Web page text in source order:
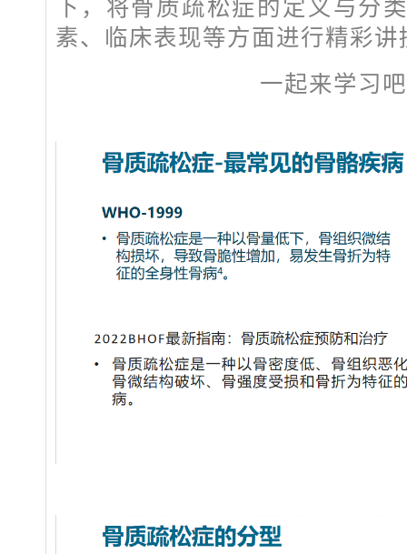
下，将骨质疏松症的定义与分
素、临床表现等方面进行精彩讲
一起来学习